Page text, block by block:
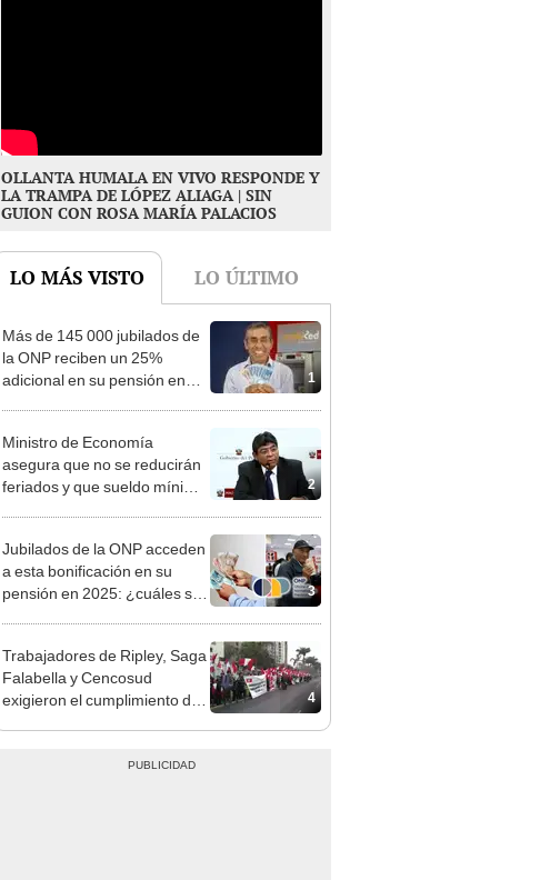
OLLANTA HUMALA EN VIVO RESPONDE Y
LA TRAMPA DE LÓPEZ ALIAGA | SIN
GUION CON ROSA MARÍA PALACIOS
LO MÁS VISTO LO ÚLTIMO
1
Más de 145 000 jubilados de
la ONP reciben un 25%
adicional en su pensión en
2
Ministro de Economía
asegura que no se reducirán
feriados y que sueldo mínimo
3
Jubilados de la ONP acceden
a esta bonificación en su
pensión en 2025: ¿cuáles son
4
Trabajadores de Ripley, Saga
Falabella y Cencosud
exigieron el cumplimiento de